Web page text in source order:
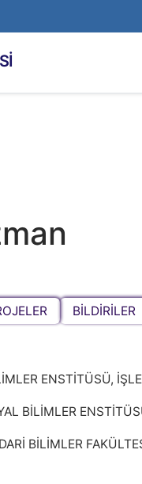
BİLDİRİLER
ENSTİTÜSÜ,
BİLİMLER
BİLİMLER